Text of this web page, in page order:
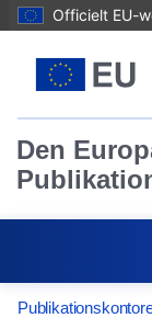
Officielt EU-
Den